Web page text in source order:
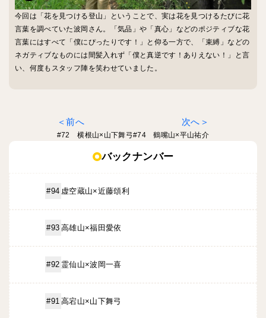
今回は「花を見つける登山」ということで、実は花を見つけるたびに花
言葉を調べていた波岡さん。「気品」や「真心」などのポジティブな花
言葉にはすべて「僕にぴったりです！」と仰る一方で、「束縛」などの
ネガティブなものには間髪入れず「僕と真逆です！ありえない！」と言
い、何度もスタッフ陣を笑わせていました。
前へ
#72 横根山×山下舞弓#74 鶴嘴山×平山祐介
次へ
バックナンバー
#94 虚空蔵山×近藤頌利
#93 高雄山×福田愛依
#92 霊仙山×波岡一喜
#91 高宕山×山下舞弓